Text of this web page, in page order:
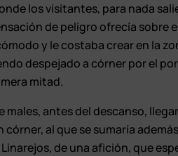
los visitantes, para nada
de peligro ofrecía sobre
y le costaba crear en la
despejado a córner por el
mitad.
males, antes del descanso,
córner, al que se sumaría
de una afición, que